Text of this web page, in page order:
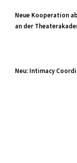
Neue Kooperation
an der
Neu: Intimacy